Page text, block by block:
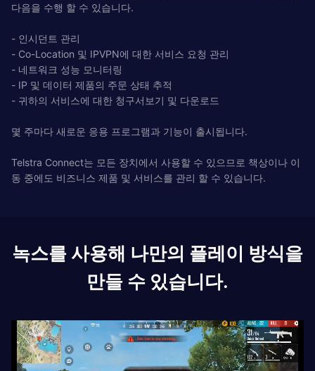
다음을 수행 할 수 있습니다.
- 인시던트 관리
- Co-Location 및 IPVPN에 대한 서비스 요청 관리
- 네트워크 성능 모니터링
- IP 및 데이터 제품의 주문 상태 추적
- 귀하의 서비스에 대한 청구서보기 및 다운로드
몇 주마다 새로운 응용 프로그램과 기능이 출시됩니다.
Telstra Connect는 모든 장치에서 사용할 수 있으므로 책상이나 이
동 중에도 비즈니스 제품 및 서비스를 관리 할 수 ​​있습니다.
녹스를 사용해 나만의 플레이 방식을
만들 수 있습니다.